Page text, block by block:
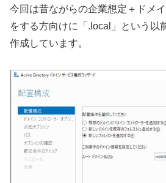
今回は昔ながらの企業想定＋ドメ
をする方向けに「.local」という以
作成しています。